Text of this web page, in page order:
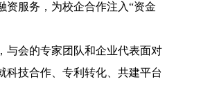
资服务，为校企合作注入“资金
与会的专家团队和企业代表面对
科技合作、专利转化、共建平台